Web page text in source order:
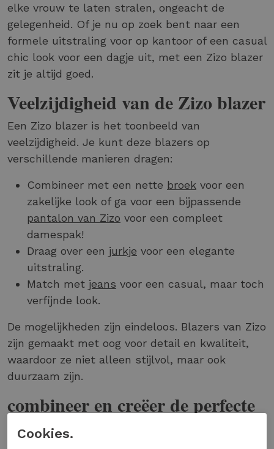
elke vrouw te laten stralen, ongeacht de
gelegenheid. Of je nu op zoek bent naar een
formele uitstraling voor op kantoor of een casual
chic look voor een dagje uit, met een Zizo blazer
zit je altijd goed.
Veelzijdigheid van de Zizo blazer
Een Zizo blazer is het toonbeeld van
veelzijdigheid. Je kunt deze blazers op
verschillende manieren dragen:
Combineer met een nette broek voor een
zakelijke look of ga voor een bijpassende
pantalon van Zizo voor een compleet
damespak!
Draag over een jurkje voor een elegante
uitstraling.
Match met jeans voor een casual, maar toch
verfijnde look.
De mogelijkheden zijn eindeloos. Blazers van Zizo
zijn gemaakt met oog voor detail en kwaliteit,
waardoor ze niet alleen stijlvol, maar ook
duurzaam zijn.
combineer en creëer de perfecte
look
Cookies.